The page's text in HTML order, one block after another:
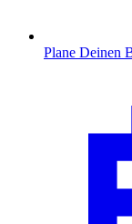
Plane Deinen